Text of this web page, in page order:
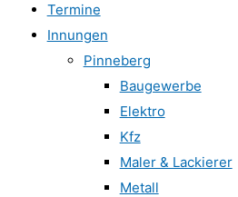
Termine
Innungen
Pinneberg
Baugewerbe
Elektro
Kfz
Maler & Lackierer
Metall